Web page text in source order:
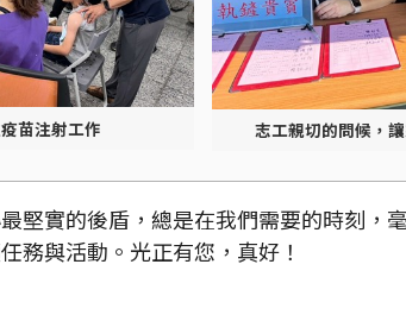
苗注射工作 志工親切的問候，
實的後盾，總是在我們需要的時刻，
務與活動。光正有您，真好！